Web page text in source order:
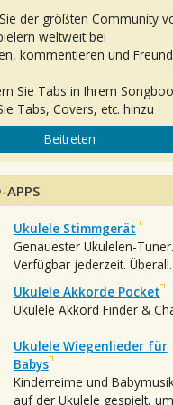
der größten Community
weltweit bei
kommentieren und
Sie Tabs in Ihrem
Tabs, Covers, etc. hinzu
Beitreten
APPS
Ukulele Stimmgerät
Genauester Ukulelen-Tuner.
Verfügbar jederzeit. Überall.
Ukulele Akkorde Pocket
Ukulele Akkord Finder &
Ukulele Wiegenlieder für
Babys
Kinderreime und
auf der Ukulele gespielt, um